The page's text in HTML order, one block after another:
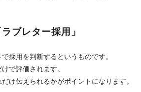
ブレター採用」
採用を判断するというものです。
で評価されます。
け伝えられるかがポイントになります。